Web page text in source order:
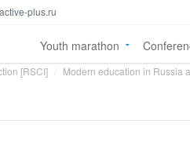
plus.ru
Youth marathon
[RSCI] Modern education in Russia